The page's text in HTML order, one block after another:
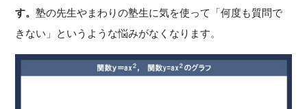
す。塾の先生やまわりの塾生に気を使って「何度も質問で
きない」というような悩みがなくなります。